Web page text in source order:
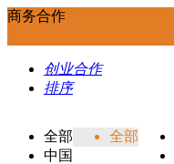
商务合作
创业合作
排序
全部
中国
全部